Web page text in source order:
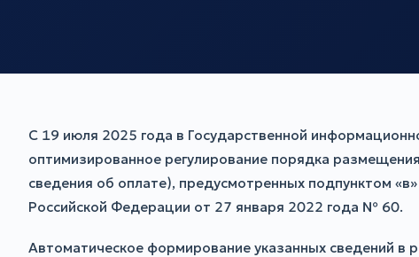
С 19 июля 2025 года в Государственной
оптимизированное регулирование порядка
сведения об оплате), предусмотренных подпунктом
Российской Федерации от 27 января 2022 года № 60.
Автоматическое формирование указанных сведений в